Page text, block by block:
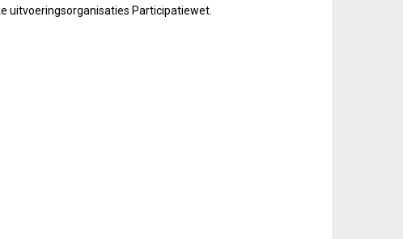
uitvoeringsorganisaties Participatiewet.